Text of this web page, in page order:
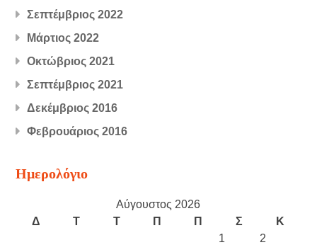
Σεπτέμβριος 2022
Μάρτιος 2022
Οκτώβριος 2021
Σεπτέμβριος 2021
Δεκέμβριος 2016
Φεβρουάριος 2016
Ημερολόγιο
Αύγουστος 2026
Δ
Τ Τ Π Π Σ
Κ
1
2